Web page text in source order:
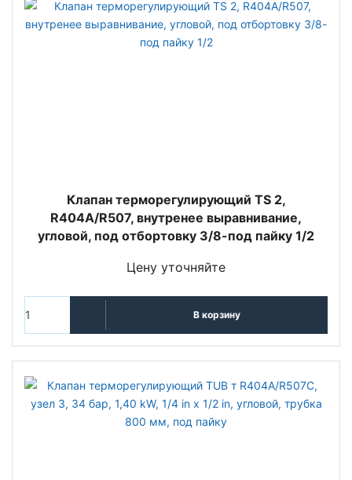
Клапан терморегулирующий TS 2,
R404A/R507, внутренее выравнивание,
угловой, под отбортовку 3/8-под пайку 1/2
Цену уточняйте
В корзину